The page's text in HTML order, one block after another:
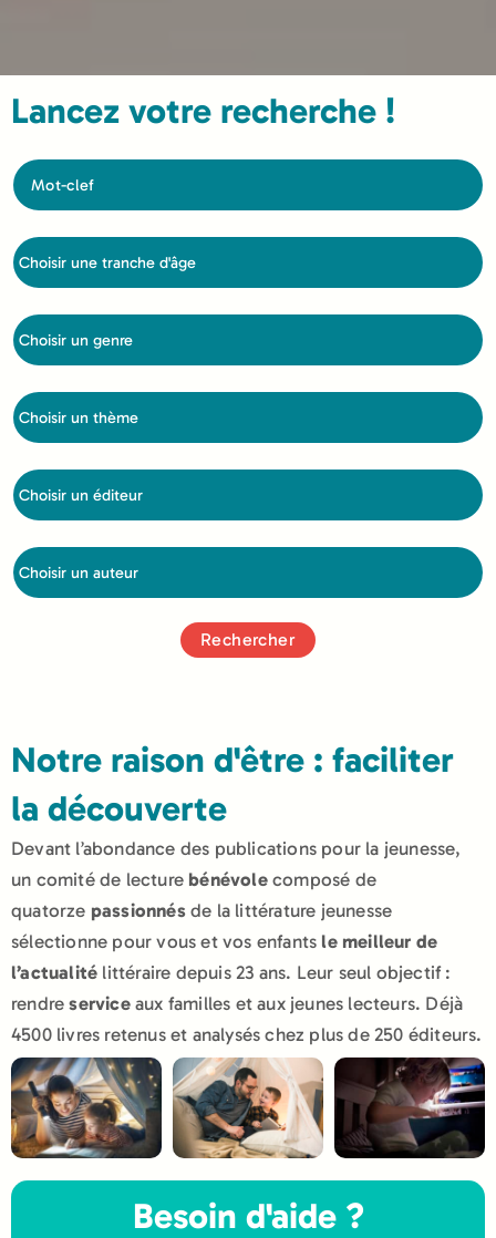
Lancez votre recherche !
Notre raison d'être : faciliter
la découverte
Devant l’abondance des publications pour la jeunesse,
un comité de lecture bénévolecomposé de
quatorze passionnésde la littérature jeunesse
sélectionne pour vous et vos enfants le meilleur de
l’actualité littéraire depuis 23 ans. Leur seul objectif :
rendreserviceaux familles et aux jeunes lecteurs. Déjà
4500 livres retenus et analysés chez plus de 250 éditeurs.
Besoin d'aide ?